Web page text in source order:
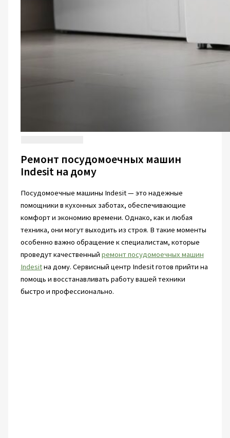
Ремонт посудомоечных машин
Indesit на дому
Посудомоечные машины Indesit — это надежные
помощники в кухонных заботах, обеспечивающие
комфорт и экономию времени. Однако, как и любая
техника, они могут выходить из строя. В такие моменты
особенно важно обращение к специалистам, которые
проведут качественный ремонт посудомоечных машин
Indesitна дому. Сервисный центр Indesit готов прийти на
помощь и восстанавливать работу вашей техники
быстро и профессионально.